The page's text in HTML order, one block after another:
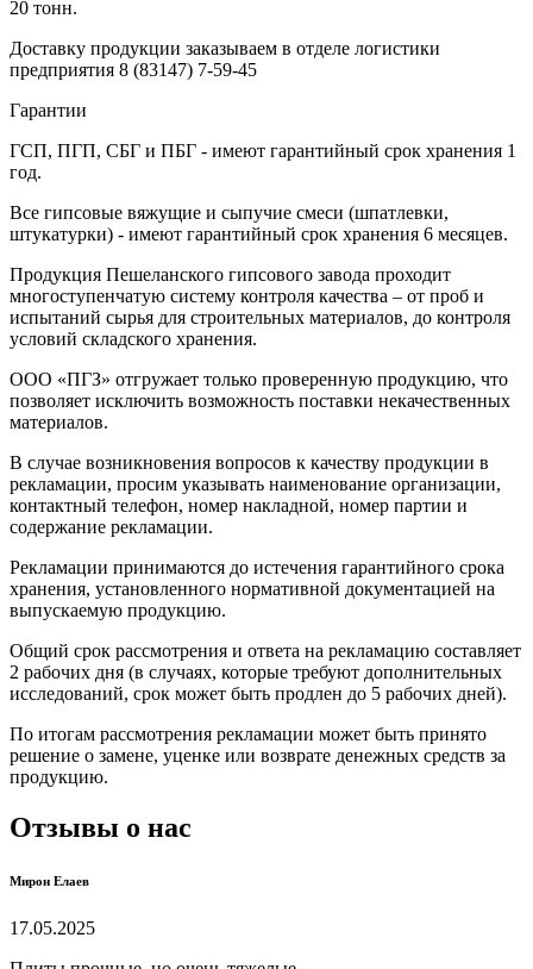
20 тонн.
Доставку продукции заказываем в отделе логистики
предприятия 8 (83147) 7-59-45
Гарантии
ГСП, ПГП, СБГ и ПБГ - имеют гарантийный срок хранения 1
год.
Все гипсовые вяжущие и сыпучие смеси (шпатлевки,
штукатурки) - имеют гарантийный срок хранения 6 месяцев.
Продукция Пешеланского гипсового завода проходит
многоступенчатую систему контроля качества – от проб и
испытаний сырья для строительных материалов, до контроля
условий складского хранения.
ООО «ПГЗ» отгружает только проверенную продукцию, что
позволяет исключить возможность поставки некачественных
материалов.
В случае возникновения вопросов к качеству продукции в
рекламации, просим указывать наименование организации,
контактный телефон, номер накладной, номер партии и
содержание рекламации.
Рекламации принимаются до истечения гарантийного срока
хранения, установленного нормативной документацией на
выпускаемую продукцию.
Общий срок рассмотрения и ответа на рекламацию составляет
2 рабочих дня (в случаях, которые требуют дополнительных
исследований, срок может быть продлен до 5 рабочих дней).
По итогам рассмотрения рекламации может быть принято
решение о замене, уценке или возврате денежных средств за
продукцию.
Отзывы о нас
Мирон Елаев
17.05.2025